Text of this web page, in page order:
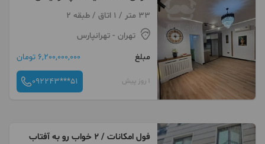
33 متر / 1 اتاق / طبقه 2
تهران - تهرانپارس
مبلغ
6,200,000,000 تومان
1 روز پیش 092243***51
فول امکانات / 2 خواب رو به آفتاب